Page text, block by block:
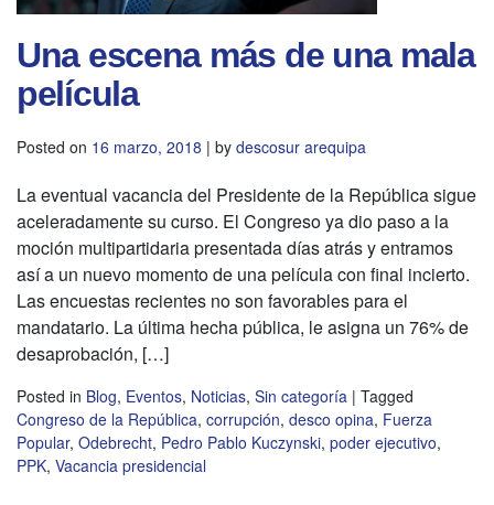
Una escena más de una mala
película
Posted on 16 marzo, 2018 | by descosur arequipa
La eventual vacancia del Presidente de la República sigue
aceleradamente su curso. El Congreso ya dio paso a la
moción multipartidaria presentada días atrás y entramos
así a un nuevo momento de una película con final incierto.
Las encuestas recientes no son favorables para el
mandatario. La última hecha pública, le asigna un 76% de
desaprobación, […]
Posted in Blog, Eventos, Noticias, Sin categoría | Tagged
Congreso de la República, corrupción, desco opina, Fuerza
Popular, Odebrecht, Pedro Pablo Kuczynski, poder ejecutivo,
PPK, Vacancia presidencial